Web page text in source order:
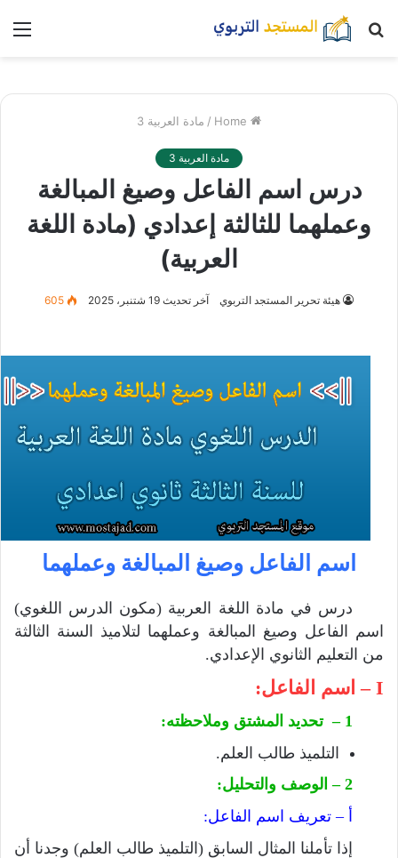
بحث
/ مادة العربية 3
مادة العربية 3
درس اسم الفاعل وصيغ المبالغة
وعملهما للثالثة إعدادي (مادة اللغة
العربية)
هيئة تحرير المستجد التربوي آخر تحديث 19 شتنبر، 2025 605
اسم الفاعل وصيغ المبالغة وعملهما
درس في مادة اللغة العربية (مكون الدرس اللغوي)
اسم الفاعل وصيغ المبالغة وعملهما لتلاميذ السنة الثالثة
من التعليم الثانوي الإعدادي.
I – اسم الفاعل:
1 – تحديد المشتق وملاحظته:
التلميذ طالب العلم.
2 – الوصف والتحليل:
أ – تعريف اسم الفاعل:
إذا تأملنا المثال السابق (التلميذ طالب العلم) وجدنا أن